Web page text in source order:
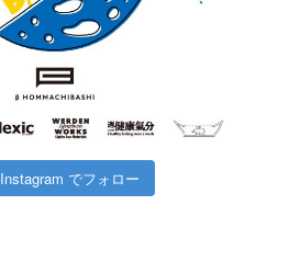
Instagram でフォロー